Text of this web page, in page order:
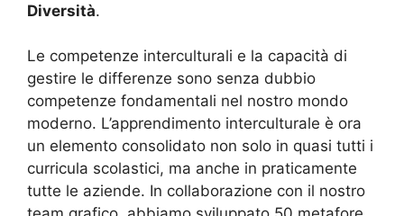
Diversità.
Le competenze interculturali e la capacità di
gestire le differenze sono senza dubbio
competenze fondamentali nel nostro mondo
moderno. L’apprendimento interculturale è ora
un elemento consolidato non solo in quasi tutti i
curricula scolastici, ma anche in praticamente
tutte le aziende. In collaborazione con il nostro